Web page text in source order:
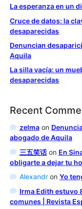
La esperanza en un
Cruce de datos: la
desaparecidas
Denuncian
Aquila
La silla vacía: un
desaparecidas
Recent
zelmaon
abogado de Aquila
三五笑话on En
obligarte a dejar tu
Alexandron Yo
Irma Edith estuvo
comunes | Revista